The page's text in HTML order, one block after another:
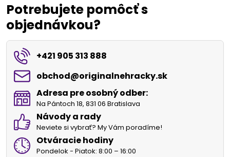
Potrebujete pomôcť s
objednávkou?
+421 905 313 888
obchod​@originalnehracky​.sk
Adresa pre osobný odber:
Na Pántoch 18, 831 06 Bratislava
Návody a rady
Neviete si vybrať? My Vám poradíme!
Otváracie hodiny
Pondelok - Piatok: 8:00 – 16:00